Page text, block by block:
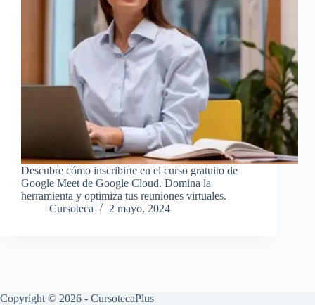
Descubre cómo inscribirte en el curso gratuito de
Google Meet de Google Cloud. Domina la
herramienta y optimiza tus reuniones virtuales.
Cursoteca
2 mayo, 2024
Copyright © 2026 - CursotecaPlus